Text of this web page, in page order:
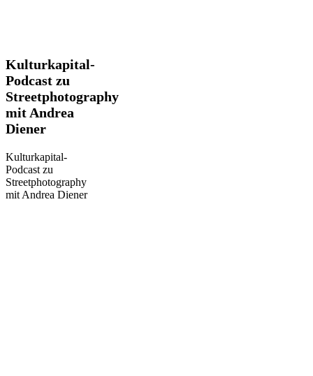
Kulturkapital-
Podcast
zu
Streetphotography
mit
Andrea
Diener
Kulturkapital-
Podcast zu
Streetphotography
mit Andrea
Diener
Kulturkapital-
Podcast zu
Streetphotography
mit Andrea Diener